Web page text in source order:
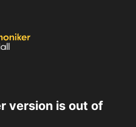
version is out of